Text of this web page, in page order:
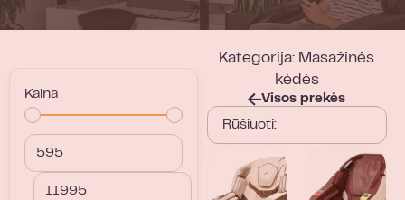
Kaina Visos prekės
Kategorija: Masažinės
kėdės